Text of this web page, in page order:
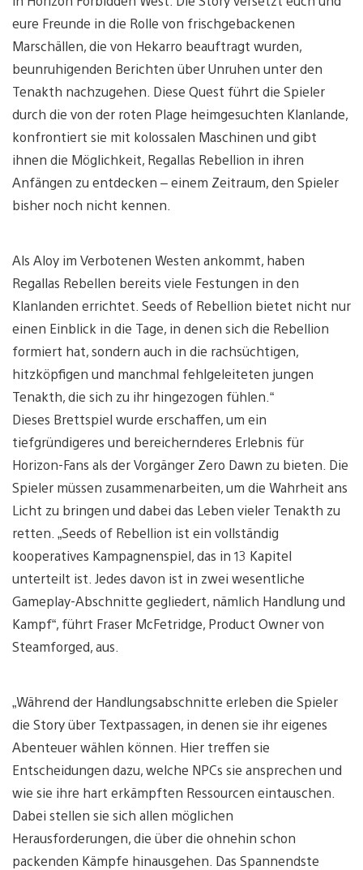
eure Freunde in die Rolle von frischgebackenen
Marschällen, die von Hekarro beauftragt wurden,
beunruhigenden Berichten über Unruhen unter den
Tenakth nachzugehen. Diese Quest führt die Spieler
durch die von der roten Plage heimgesuchten Klanlande,
konfrontiert sie mit kolossalen Maschinen und gibt
ihnen die Möglichkeit, Regallas Rebellion in ihren
Anfängen zu entdecken – einem Zeitraum, den Spieler
bisher noch nicht kennen.
Als Aloy im Verbotenen Westen ankommt, haben
Regallas Rebellen bereits viele Festungen in den
Klanlanden errichtet. Seeds of Rebellion bietet nicht nur
einen Einblick in die Tage, in denen sich die Rebellion
formiert hat, sondern auch in die rachsüchtigen,
hitzköpfigen und manchmal fehlgeleiteten jungen
Tenakth, die sich zu ihr hingezogen fühlen.“
Dieses Brettspiel wurde erschaffen, um ein
tiefgründigeres und bereichernderes Erlebnis für
Horizon-Fans als der Vorgänger Zero Dawn zu bieten. Die
Spieler müssen zusammenarbeiten, um die Wahrheit ans
Licht zu bringen und dabei das Leben vieler Tenakth zu
retten. „Seeds of Rebellion ist ein vollständig
kooperatives Kampagnenspiel, das in 13 Kapitel
unterteilt ist. Jedes davon ist in zwei wesentliche
Gameplay-Abschnitte gegliedert, nämlich Handlung und
Kampf“, führt Fraser McFetridge, Product Owner von
Steamforged, aus.
„Während der Handlungsabschnitte erleben die Spieler
die Story über Textpassagen, in denen sie ihr eigenes
Abenteuer wählen können. Hier treffen sie
Entscheidungen dazu, welche NPCs sie ansprechen und
wie sie ihre hart erkämpften Ressourcen eintauschen.
Dabei stellen sie sich allen möglichen
Herausforderungen, die über die ohnehin schon
packenden Kämpfe hinausgehen. Das Spannendste